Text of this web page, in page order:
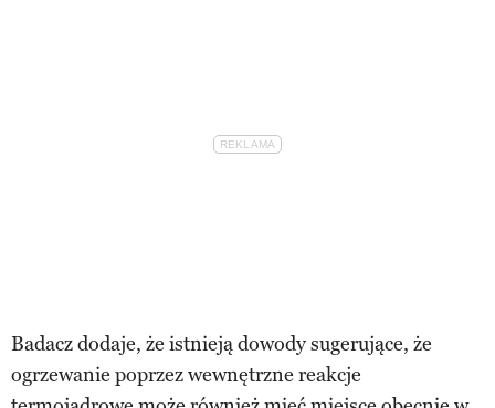
Badacz dodaje, że istnieją dowody sugerujące, że
ogrzewanie poprzez wewnętrzne reakcje